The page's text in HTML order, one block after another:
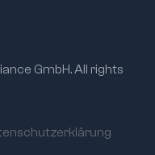
GmbH. All rights